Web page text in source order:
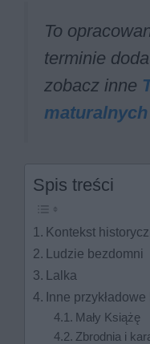
To
terminie
zobacz inne
maturalnych
Spis treści
Kontekst
Ludzie bezdomni
Lalka
Inne
Mały Książę
Zbrodnia i